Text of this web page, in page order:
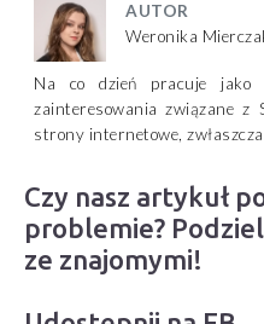
AUTOR
Weronika
Na co dzień pracuje jako
zainteresowania związane z
strony internetowe,
Czy nasz artykuł
problemie?
ze znajomymi!